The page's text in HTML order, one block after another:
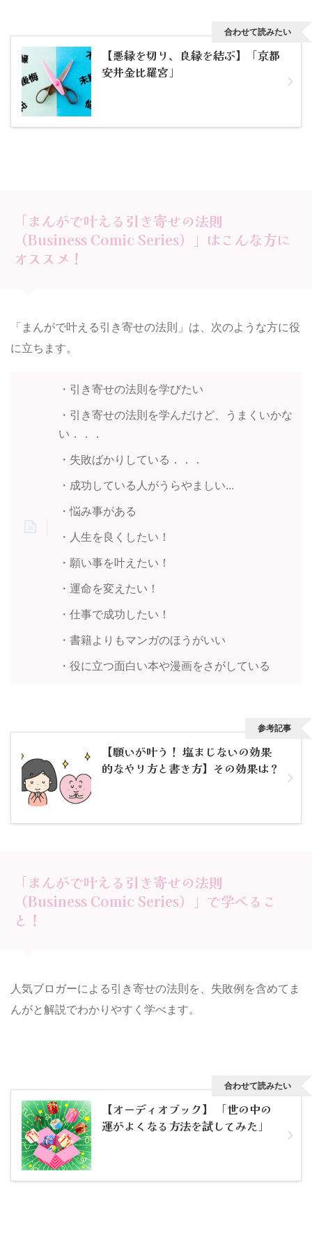
【悪縁を切り、良縁を結ぶ】「京都
安井金比羅宮」
合わせて読みたい
「まんがで叶える引き寄せの法則
（Business Comic Series）」はこんな方に
オススメ！
「まんがで叶える引き寄せの法則」は、次のような方に役
に立ちます。
・引き寄せの法則を学びたい
・引き寄せの法則を学んだけど、うまくいかな
い．．．
・失敗ばかりしている．．．
・成功している人がうらやましい...
・悩み事がある
・人生を良くしたい！
・願い事を叶えたい！
・運命を変えたい！
・仕事で成功したい！
・書籍よりもマンガのほうがいい
・役に立つ面白い本や漫画をさがしている
【願いが叶う！ 塩まじないの効果
的なやり方と書き方】その効果は？
参考記事
「まんがで叶える引き寄せの法則
（Business Comic Series）」で学べるこ
と！
人気ブロガーによる引き寄せの法則を、失敗例を含めてま
んがと解説でわかりやすく学べます。
【オーディオブック】 「世の中の
運がよくなる方法を試してみた」
合わせて読みたい